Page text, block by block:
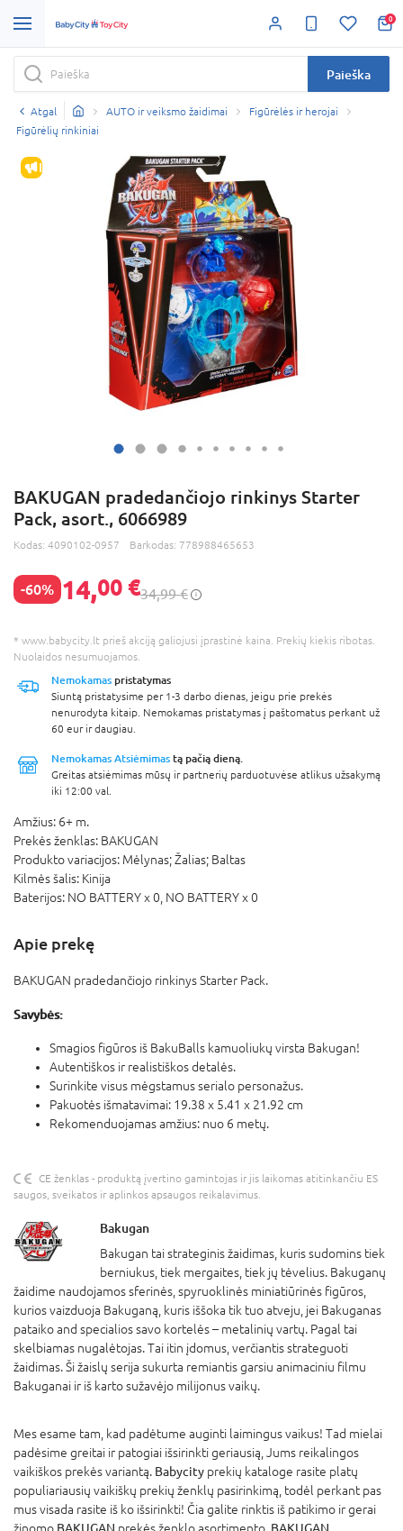
0
Paieška
Atgal AUTO ir veiksmo žaidimai
Figūrėlės ir herojai
Figūrėlių rinkiniai
IŠPARDAVIMAS
BAKUGAN pradedančiojo rinkinys Starter
Pack, asort., 6066989
Kodas: 4090102-0957 Barkodas: 778988465653
-60% 14,00 €34,99 €
* www.babycity.lt prieš akciją galiojusi įprastinė kaina. Prekių kiekis ribotas.
Nuolaidos nesumuojamos.
Nemokamas pristatymas
Siuntą pristatysime per 1-3 darbo dienas, jeigu prie prekės
nenurodyta kitaip. Nemokamas pristatymas į paštomatus perkant už
60 eur ir daugiau.
Nemokamas Atsiėmimas tą pačią dieną.
Greitas atsiėmimas mūsų ir partnerių parduotuvėse atlikus užsakymą
iki 12:00 val.
Amžius: 6+ m.
Prekės ženklas: BAKUGAN
Produkto variacijos: Mėlynas; Žalias; Baltas
Kilmės šalis: Kinija
Baterijos: NO BATTERY x 0, NO BATTERY x 0
Apie prekę
BAKUGAN pradedančiojo rinkinys Starter Pack.
Savybės:
Smagios figūros iš BakuBalls kamuoliukų virsta Bakugan!
Autentiškos ir realistiškos detalės.
Surinkite visus mėgstamus serialo personažus.
Pakuotės išmatavimai: 19.38 x 5.41 x 21.92 cm
Rekomenduojamas amžius: nuo 6 metų.
CE ženklas - produktą įvertino gamintojas ir jis laikomas atitinkančiu ES
saugos, sveikatos ir aplinkos apsaugos reikalavimus.
Bakugan
Bakugan tai strateginis žaidimas, kuris sudomins tiek
berniukus, tiek mergaites, tiek jų tėvelius. Bakuganų
žaidime naudojamos sferinės, spyruoklinės miniatiūrinės figūros,
kurios vaizduoja Bakuganą, kuris iššoka tik tuo atveju, jei Bakuganas
pataiko and specialios savo kortelės – metalinių vartų. Pagal tai
skelbiamas nugalėtojas. Tai itin įdomus, verčiantis strateguoti
žaidimas. Ši žaislų serija sukurta remiantis garsiu animaciniu filmu
Bakuganai ir iš karto sužavėjo milijonus vaikų.
Mes esame tam, kad padėtume auginti laimingus vaikus! Tad mielai
padėsime greitai ir patogiai išsirinkti geriausią, Jums reikalingos
vaikiškos prekės variantą. Babycity prekių kataloge rasite platų
populiariausių vaikiškų prekių ženklų pasirinkimą, todėl perkant pas
mus visada rasite iš ko išsirinkti! Čia galite rinktis iš patikimo ir gerai